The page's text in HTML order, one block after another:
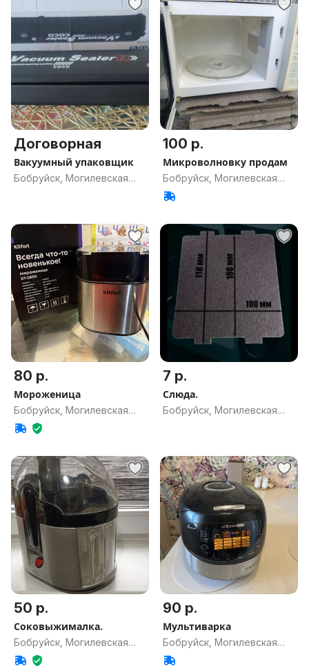
Договорная
Вакуумный упаковщик
Бобруйск, Могилевская
100 р.
Микроволновку продам
Бобруйск, Могилевская
обл.
80 р.
Мороженица
Бобруйск, Могилевская
обл.
7 р.
Слюда.
Бобруйск, Могилевская
50 р.
Соковыжималка.
Бобруйск, Могилевская
обл.
90 р.
Мультиварка
Бобруйск, Могилевская
обл.